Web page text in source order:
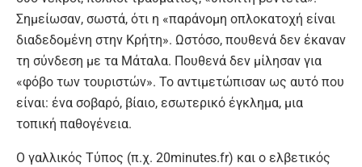
Σημείωσαν, σωστά, ότι η «παράνομη οπλοκατοχή είναι
διαδεδομένη στην Κρήτη». Ωστόσο, πουθενά δεν έκαναν
τη σύνδεση με τα Μάταλα. Πουθενά δεν μίλησαν για
«φόβο των τουριστών». Το αντιμετώπισαν ως αυτό που
είναι: ένα σοβαρό, βίαιο, εσωτερικό έγκλημα, μια
τοπική παθογένεια.
Ο γαλλικός Τύπος (π.χ. 20minutes.fr) και ο ελβετικός